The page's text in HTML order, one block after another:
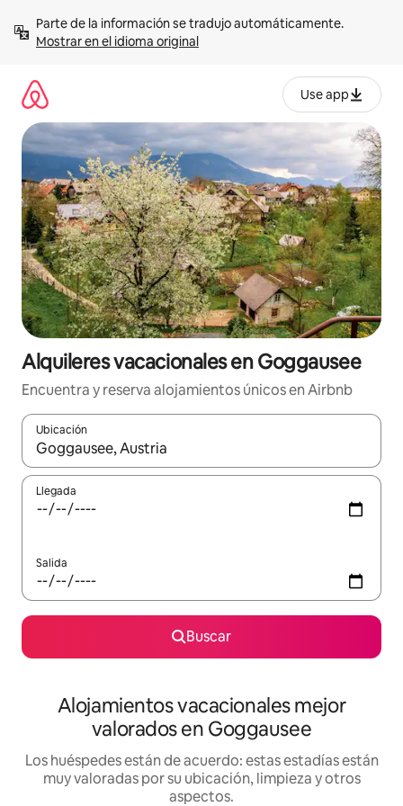
contenidoMostrar en el idioma original
Use app
Alquileres vacacionales en Goggausee
Encuentra y reserva alojamientos únicos en Airbnb
Ubicación
Cuando los resultados estén disponibles, navega con las
Llegada
Salida
Buscar
Alojamientos vacacionales mejor
valorados en Goggausee
Los huéspedes están de acuerdo: estas estadías están
muy valoradas por su ubicación, limpieza y otros
aspectos.